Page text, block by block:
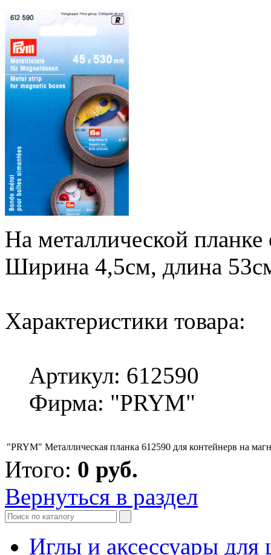
На металлической планке
Ширина 4,5см, длина
Характеристики товара:
Артикул: 612590
Фирма: "PRYM"
"PRYM" Металлическая планка 612590 для контейнерв на
Итого: 0 руб.
Вернуться в раздел
Иглы и аксессуары